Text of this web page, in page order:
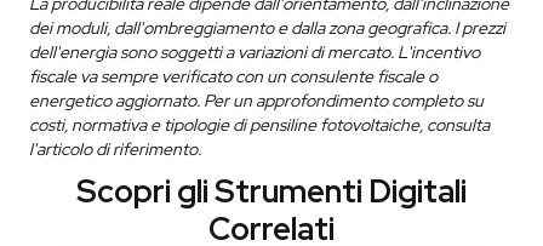
dei moduli, dall'ombreggiamento e dalla zona geografica. I prezzi
dell'energia sono soggetti a variazioni di mercato. L'incentivo
fiscale va sempre verificato con un consulente fiscale o
energetico aggiornato. Per un approfondimento completo su
costi, normativa e tipologie di pensiline fotovoltaiche, consulta
l'articolo di riferimento.
Scopri gli Strumenti Digitali
Correlati